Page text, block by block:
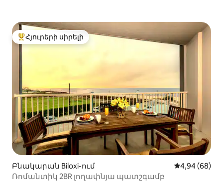
Հյուրերի սիրելի լավագույն տները
Հյուրերի սիրելի
Բնակարան Biloxi-ում Միջին
4,94 (68)
Ռոմանտիկ 2BR լողափնյա պատշգամբ